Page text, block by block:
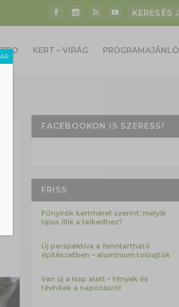
KERT – VIRÁG PROGRAMAJÁNLÓ
FACEBOOKON IS SZERESS!
FRISS
Fűnyírók kertméret szerint: melyik
típus illik a telkedhez?
Új perspektíva a fenntartható
építészetben – alumínium tolóajtók
Van új a Nap alatt – tények és
tévhitek a napozásról